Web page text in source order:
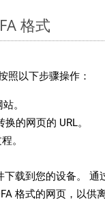
格式
照以下步骤操作：
。
的网页的 URL。
。
下载到您的设备。 通
格式的网页，以供